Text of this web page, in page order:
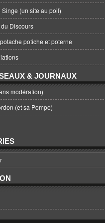
Singe (un site au poil)
Discours
potiche et poterne
& JOURNAUX
modération)
(et sa Pompe)